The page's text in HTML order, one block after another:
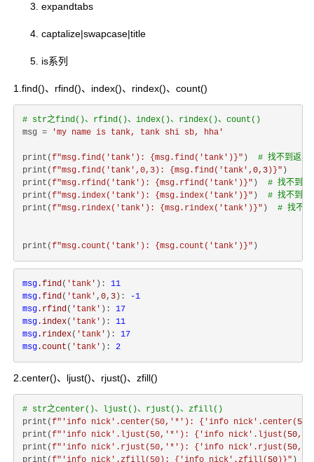
expandtabs
captalize|swapcase|title
is系列
1.find()、rfind()、index()、rindex()、count()
# str之find()、rfind()、index()、rindex()、count()
msg =
'my name is tank, tank shi sb, hha'
print(f"msg.find('tank'): {msg.find( 'tank' )}" ) # 找不到返回
print(f"msg.find('tank',0,3): {msg.find( 'tank' , 0, 3 )}" )
print(f"msg.rfind('tank'): {msg.rfind( 'tank' )}" ) # 找不到返
print(f"msg.index('tank'): {msg.index( 'tank' )}" ) # 找不到报
print(f"msg.rindex('tank'): {msg.rindex( 'tank' )}" ) # 找不到
print(f"msg.count('tank'): {msg.count( 'tank' )}"
msg .find( 'tank' ): 11
msg .find( 'tank' , 0, 3 ):
-1
msg .rfind( 'tank' ): 17
msg .index( 'tank' ): 11
msg .rindex( 'tank' ): 17
msg .count ( 'tank' ): 2
2.center()、ljust()、rjust()、zfill()
# str之center()、ljust()、rjust()、zfill()
print(f"'info nick'.center(50,'*'): { 'info nick' .center( 50
print(f"'info nick'.ljust(50,'*'): { 'info nick' .ljust( 50,
print(f"'info nick'.rjust(50,'*'): { 'info nick' .rjust( 50,
print(f"'info nick'.zfill(50): { 'info nick' .zfill( 50 )}" )